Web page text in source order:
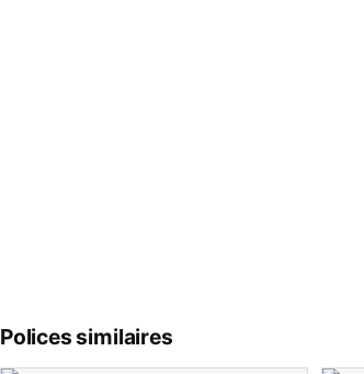
Polices similaires